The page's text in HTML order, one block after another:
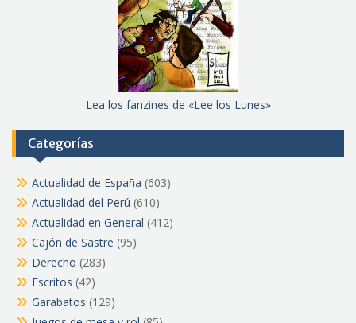
Lea los fanzines de «Lee los Lunes»
Categorías
Actualidad de España (603)
Actualidad del Perú (610)
Actualidad en General (412)
Cajón de Sastre (95)
Derecho (283)
Escritos (42)
Garabatos (129)